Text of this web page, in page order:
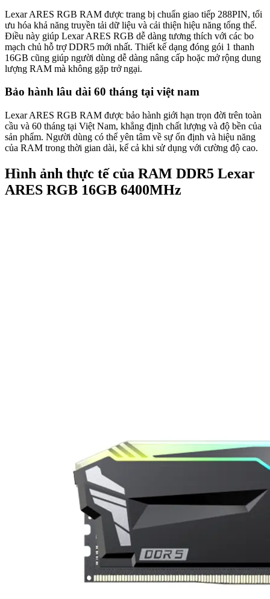
Lexar ARES RGB RAM được trang bị chuẩn giao tiếp 288PIN, tối
ưu hóa khả năng truyền tải dữ liệu và cải thiện hiệu năng tổng thể.
Điều này giúp Lexar ARES RGB dễ dàng tương thích với các bo
mạch chủ hỗ trợ DDR5 mới nhất. Thiết kế dạng đóng gói 1 thanh
16GB cũng giúp người dùng dễ dàng nâng cấp hoặc mở rộng dung
lượng RAM mà không gặp trở ngại.
Bảo hành lâu dài 60 tháng tại việt nam
Lexar ARES RGB RAM được bảo hành giới hạn trọn đời trên toàn
cầu và 60 tháng tại Việt Nam, khẳng định chất lượng và độ bền của
sản phẩm. Người dùng có thể yên tâm về sự ổn định và hiệu năng
của RAM trong thời gian dài, kể cả khi sử dụng với cường độ cao.
Hình ảnh thực tế của RAM DDR5 Lexar
ARES RGB 16GB 6400MHz